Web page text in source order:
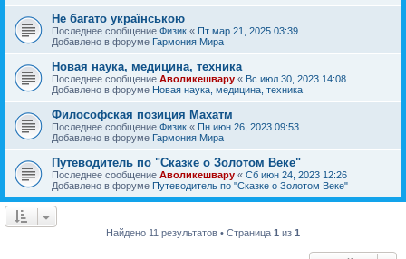
Не багато українською
Последнее сообщение Физик « Пт мар 21, 2025 03:39
Добавлено в форуме Гармония Мира
Новая наука, медицина, техника
Последнее сообщение Аволикешвару « Вс июл 30, 2023 14:08
Добавлено в форуме Новая наука, медицина, техника
Философская позиция Махатм
Последнее сообщение Физик « Пн июн 26, 2023 09:53
Добавлено в форуме Гармония Мира
Путеводитель по "Сказке о Золотом Веке"
Последнее сообщение Аволикешвару « Сб июн 24, 2023 12:26
Добавлено в форуме Путеводитель по "Сказке о Золотом Веке"
Найдено 11 результатов • Страница 1 из 1